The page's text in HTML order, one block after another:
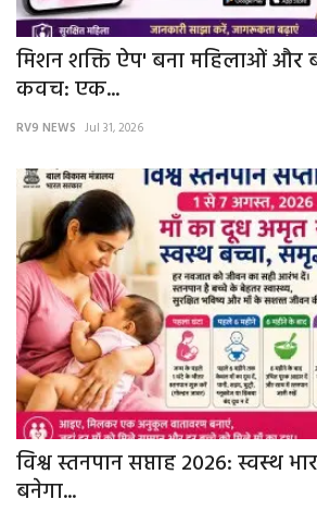
मिशन शक्ति ऐप' बना महिलाओं और
कवच: एक...
RV9 NEWS Jul 31, 2026
विश्व स्तनपान सप्ताह 2026: स्वस्थ
बनेगा...